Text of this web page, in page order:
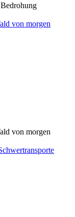
von morgen
von morgen